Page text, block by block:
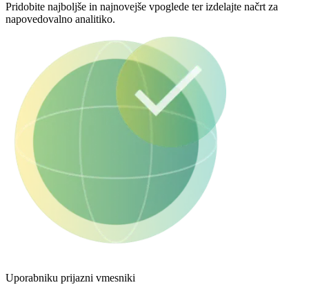
Pridobite najboljše in najnovejše vpoglede ter izdelajte načrt za
napovedovalno analitiko.
Uporabniku prijazni vmesniki